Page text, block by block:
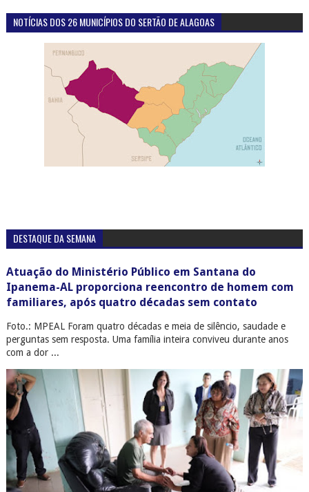
NOTÍCIAS DOS 26 MUNICÍPIOS DO SERTÃO DE ALAGOAS
DESTAQUE DA SEMANA
Atuação do Ministério Público em Santana do
Ipanema-AL proporciona reencontro de homem com
familiares, após quatro décadas sem contato
Foto.: MPEAL Foram quatro décadas e meia de silêncio, saudade e
perguntas sem resposta. Uma família inteira conviveu durante anos
com a dor ...